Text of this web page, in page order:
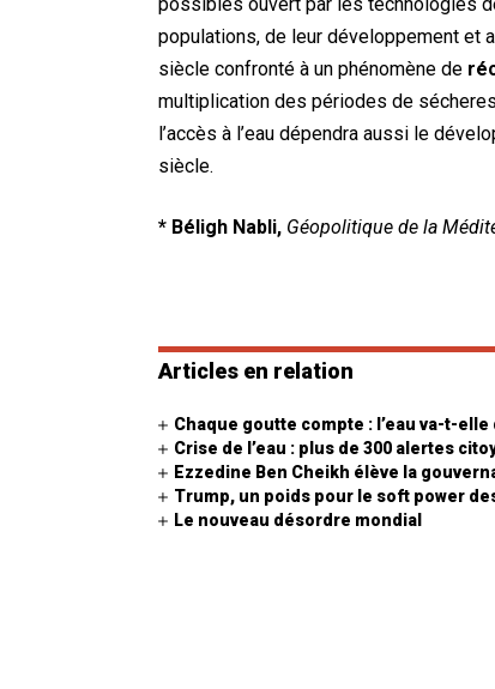
populations, de leur développement et
siècle confronté à un phénomène de
multiplication des périodes de
l’accès à l’eau dépendra aussi le
siècle.
* Béligh Nabli, Géopolitique de la
Articles en relation
Chaque goutte compte : l’eau va-t-
Crise de l’eau : plus de 300 alertes
Ezzedine Ben Cheikh élève la
Trump, un poids pour le soft power
Le nouveau désordre mondial